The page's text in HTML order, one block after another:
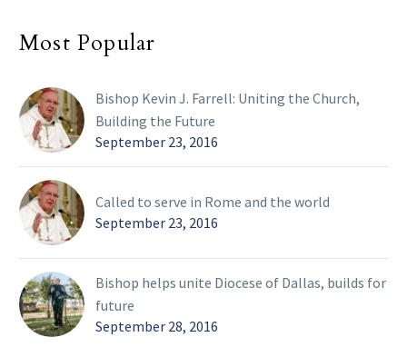
Most Popular
Bishop Kevin J. Farrell: Uniting the Church,
Building the Future
September 23, 2016
Called to serve in Rome and the world
September 23, 2016
Bishop helps unite Diocese of Dallas, builds for
future
September 28, 2016